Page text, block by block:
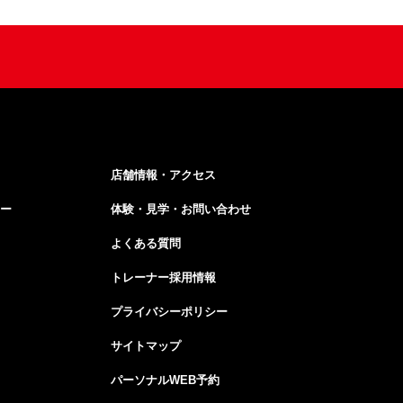
店舗情報・アクセス
体験・見学・お問い合わせ
よくある質問
トレーナー採用情報
プライバシーポリシー
サイトマップ
パーソナルWEB予約